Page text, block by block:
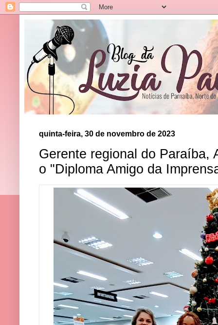
quinta-feira, 30 de novembro de 2023
Gerente regional do Paraíba,
o "Diploma Amigo da